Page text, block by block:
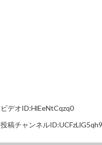
ビデオID:HlEeNtCqzq0
投稿チャンネル